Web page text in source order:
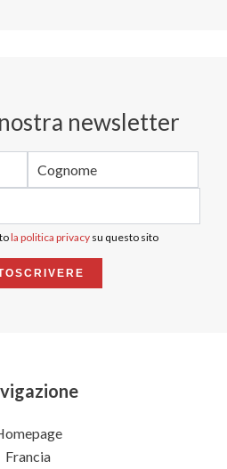
newsletter
la politica privacysu questo sito
Francia